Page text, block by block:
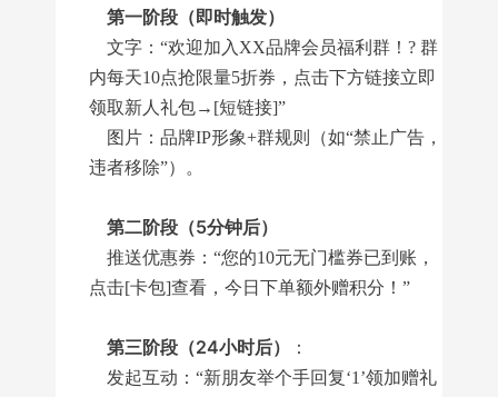
第一阶段（即时触发）
文字：“欢迎加入XX品牌会员福利群！? 群
内每天10点抢限量5折券，点击下方链接立即
领取新人礼包→[短链接]”
图片：品牌IP形象+群规则（如“禁止广告，
违者移除”）。
第二阶段（5分钟后）
推送优惠券：“您的10元无门槛券已到账，
点击[卡包]查看，今日下单额外赠积分！”
第三阶段（24小时后）
：
发起互动：“新朋友举个手回复‘1’领加赠礼